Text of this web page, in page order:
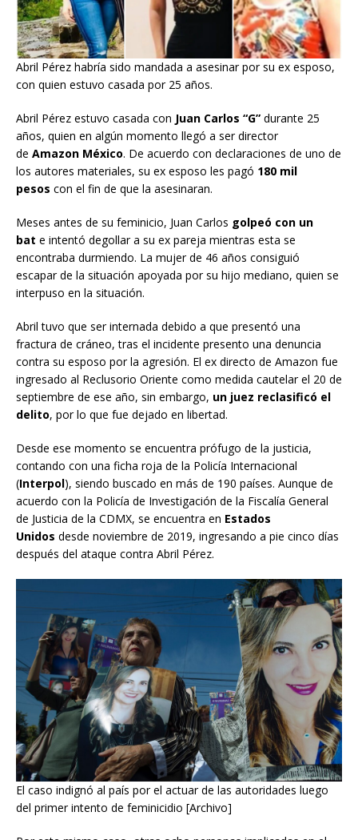
Abril Pérez habría sido mandada a asesinar por su ex esposo,
con quien estuvo casada por 25 años.
Abril Pérez estuvo casada con Juan Carlos “G” durante 25
años, quien en algún momento llegó a ser director
de Amazon México. De acuerdo con declaraciones de uno de
los autores materiales, su ex esposo les pagó 180 mil
pesos con el fin de que la asesinaran.
Meses antes de su feminicio, Juan Carlos golpeó con un
bat e intentó degollar a su ex pareja mientras esta se
encontraba durmiendo. La mujer de 46 años consiguió
escapar de la situación apoyada por su hijo mediano, quien se
interpuso en la situación.
Abril tuvo que ser internada debido a que presentó una
fractura de cráneo, tras el incidente presento una denuncia
contra su esposo por la agresión. El ex directo de Amazon fue
ingresado al Reclusorio Oriente como medida cautelar el 20 de
septiembre de ese año, sin embargo, un juez reclasificó el
delito, por lo que fue dejado en libertad.
Desde ese momento se encuentra prófugo de la justicia,
contando con una ficha roja de la Policía Internacional
(Interpol), siendo buscado en más de 190 países. Aunque de
acuerdo con la Policía de Investigación de la Fiscalía General
de Justicia de la CDMX, se encuentra en Estados
Unidos desde noviembre de 2019, ingresando a pie cinco días
después del ataque contra Abril Pérez.
El caso indignó al país por el actuar de las autoridades luego
del primer intento de feminicidio [Archivo]